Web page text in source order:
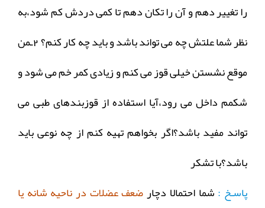
را تغییر دهم و آن را تکان دهم تا کمی دردش کم شود،به
نظر شما علتش چه می تواند باشد و باید چه کار کنم؟ 2ـمن
موقع نشستن خیلی قوز می کنم و زیادی کمر خم می شود و
شکمم داخل می رود،آیا استفاده از قوزبندهای طبی می
تواند مفید باشد؟اگر بخواهم تهیه کنم از چه نوعی باید
باشد؟با تشکر
پاسـخ :شما احتمالا دچارضعف عضلات در ناحیه شانه یا